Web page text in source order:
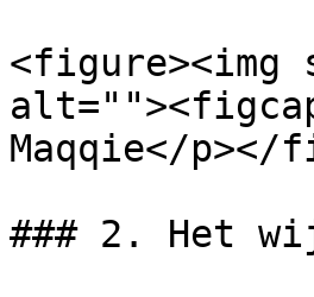
<figure><img
Maqqie</
### 2. Het